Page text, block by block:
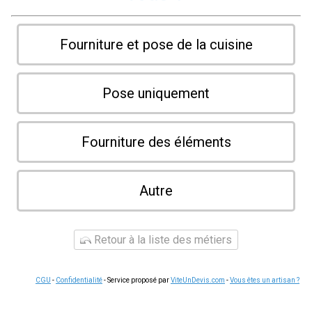
Fourniture et pose de la cuisine
Pose uniquement
Fourniture des éléments
Autre
Retour à la liste des métiers
CGU - Confidentialité- Service proposé parViteUnDevis.com -Vous êtes un artisan ?